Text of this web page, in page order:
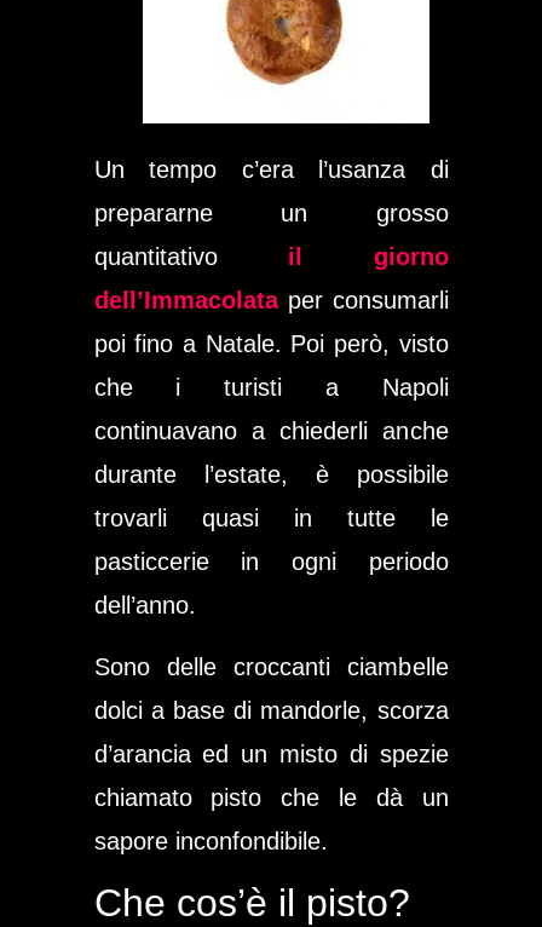
Un tempo c’era l’usanza di
prepararne un grosso
quantitativo il giorno
dell’Immacolataper consumarli
poi fino a Natale. Poi però, visto
che i turisti a Napoli
continuavano a chiederli anche
durante l’estate, è possibile
trovarli quasi in tutte le
pasticcerie in ogni periodo
dell’anno.
Sono delle croccanti ciambelle
dolci a base di mandorle, scorza
d’arancia ed un misto di spezie
chiamato pistoche le dà un
sapore inconfondibile.
Che cos’è il pisto?